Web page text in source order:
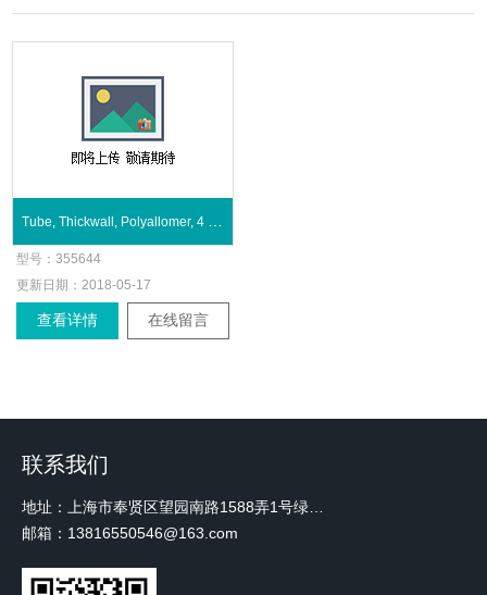
型号：355644
更新日期： 2018-05-17
查看详情 在线留言
联系我们
邮箱：13816550546@163.com